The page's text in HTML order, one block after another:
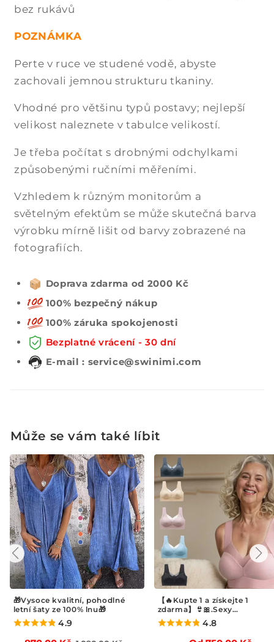
bez rukávů
POZNÁMKA
Perte v ruce ve studené vodě, abyste
zachovali jemnou strukturu tkaniny.
Vhodné pro většinu typů postavy; nejlepší
velikost naleznete v tabulce velikostí.
Je třeba počítat s drobnými odchylkami
způsobenými ručními měřeními.
Vzhledem k různým monitorům a
světelným efektům se může skutečná barva
výrobku mírně lišit od barvy zobrazené na
fotografiích.
Doprava zdarma od 2000 Kč
100% bezpečný nákup
100% záruka spokojenosti
Bezplatné vrácení - 30 dní
E-mail : service@swinimi.com
Může se vám také líbit
【🔥Kupte 1 a získejte 1
zdarma】👙🎀.Sexy
shromažďovací podprsenka
4.8
🏃‍♂️ Multifunkční fitness pás
Účinně spaluje tuk z břicha
4.9